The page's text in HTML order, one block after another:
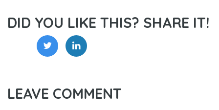
DID YOU LIKE THIS? SHARE IT!
LEAVE COMMENT